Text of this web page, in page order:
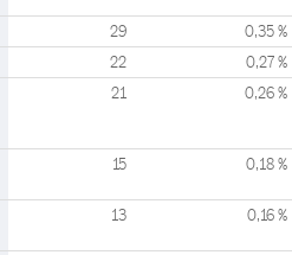
29 0,35 %
22 0,27 %
21 0,26 %
15 0,18 %
13 0,16 %